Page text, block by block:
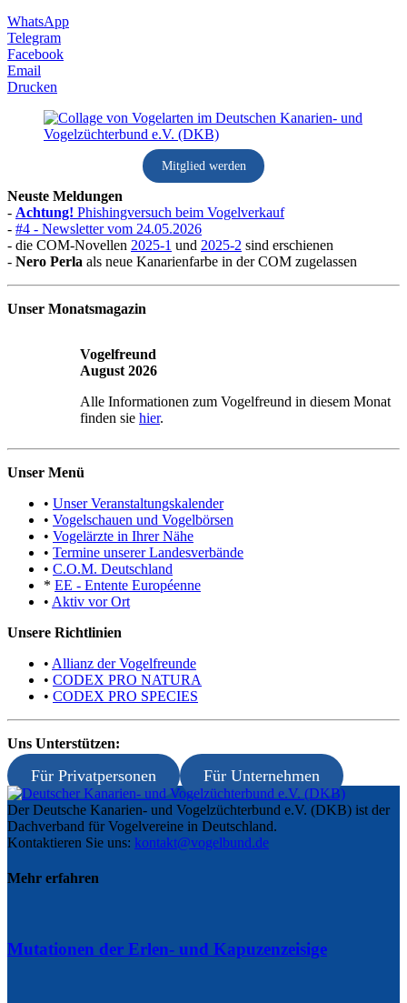
WhatsApp
Telegram
Facebook
Email
Drucken
Mitglied werden
Neuste Meldungen
- Achtung! Phishingversuch beim Vogelverkauf
- #4 - Newsletter vom 24.05.2026
- die COM-Novellen 2025-1 und 2025-2 sind erschienen
- Nero Perla als neue Kanarienfarbe in der COM zugelassen
Unser Monatsmagazin
Vogelfreund
August 2026
Alle Informationen zum Vogelfreund in diesem Monat
finden sie hier.
Unser Menü
• Unser Veranstaltungskalender
• Vogelschauen und Vogelbörsen
• Vogelärzte in Ihrer Nähe
• Termine unserer Landesverbände
• C.O.M. Deutschland
* EE - Entente Européenne
• Aktiv vor Ort
Unsere Richtlinien
• Allianz der Vogelfreunde
• CODEX PRO NATURA
• CODEX PRO SPECIES
Uns Unterstützen:
Für Privatpersonen Für Unternehmen
Der Deutsche Kanarien- und Vogelzüchterbund e.V. (DKB) ist der
Dachverband für Vogelvereine in Deutschland.
Kontaktieren Sie uns: kontakt@vogelbund.de
Mehr erfahren
Mutationen der Erlen- und Kapuzenzeisige